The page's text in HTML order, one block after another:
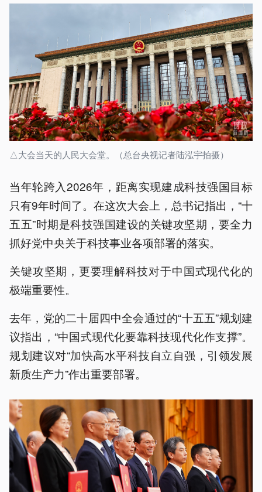
△大会当天的人民大会堂。（总台央视记者陆泓宇拍摄）
当年轮跨入2026年，距离实现建成科技强国目标
只有9年时间了。在这次大会上，总书记指出，“十
五五”时期是科技强国建设的关键攻坚期，要全力
抓好党中央关于科技事业各项部署的落实。
关键攻坚期，更要理解科技对于中国式现代化的
极端重要性。
去年，党的二十届四中全会通过的“十五五”规划建
议指出，“中国式现代化要靠科技现代化作支撑”。
规划建议对“加快高水平科技自立自强，引领发展
新质生产力”作出重要部署。